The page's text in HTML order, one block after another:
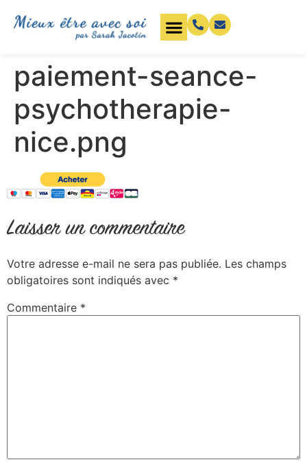
paiement-seance-
psychotherapie-
nice.png
Laisser un commentaire
Votre adresse e-mail ne sera pas publiée. Les champs
obligatoires sont indiqués avec *
Commentaire *